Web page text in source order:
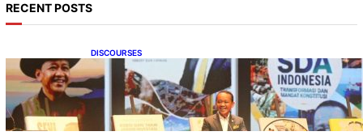
RECENT POSTS
DISCOURSES
Bahlil Luncurkan 10 Buku Rekam Jejak
Kepemimpinan dan Kebijakan